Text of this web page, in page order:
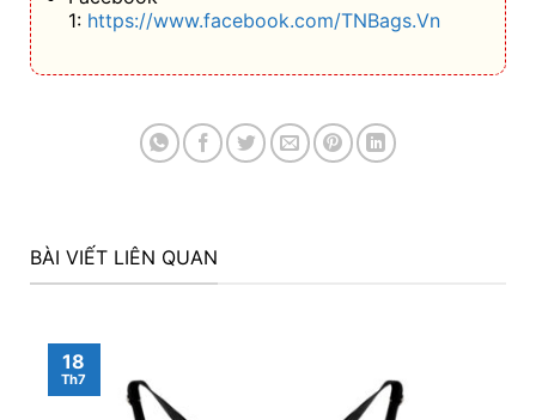
1: https://www.facebook.com/TNBags.Vn
BÀI VIẾT LIÊN QUAN
18
Th7